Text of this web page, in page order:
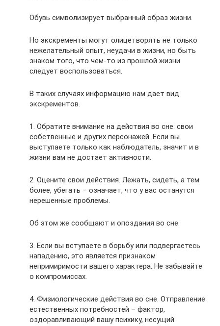
Обувь символизирует выбранный образ жизни.
Но экскременты могут олицетворять не только
нежелательный опыт, неудачи в жизни, но быть
знаком того, что чем-то из прошлой жизни
следует воспользоваться.
В таких случаях информацию нам дает вид
экскрементов.
1. Обратите внимание на действия во сне: свои
собственные и других персонажей. Если вы
выступаете только как наблюдатель, значит и в
жизни вам не достает активности.
2. Оцените свои действия. Лежать, сидеть, а тем
более, убегать – означает, что у вас останутся
нерешенные проблемы.
Об этом же сообщают и опоздания во сне.
3. Если вы вступаете в борьбу или подвергаетесь
нападению, это является признаком
непримиримости вашего характера. Не забывайте
о компромиссах.
4. Физиологические действия во сне. Отправление
естественных потребностей – фактор,
оздоравливающий вашу психику, несущий